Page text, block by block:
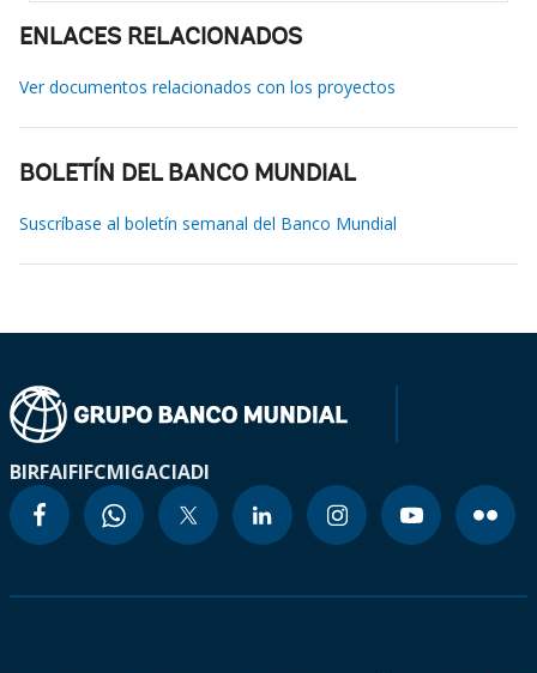
ENLACES RELACIONADOS
Ver documentos relacionados con los proyectos
BOLETÍN DEL BANCO MUNDIAL
Suscríbase al boletín semanal del Banco Mundial
BIRFAIFIFCMIGACIADI